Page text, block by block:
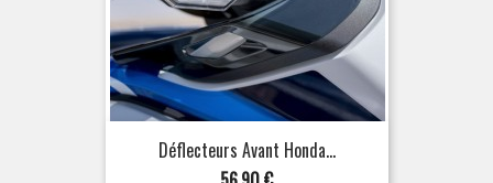
Déflecteurs Avant Honda...